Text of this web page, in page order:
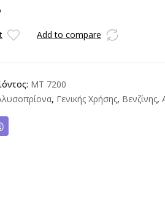
Add to compare
MT 7200
, Γενικής Χρήσης, Βενζίνης,